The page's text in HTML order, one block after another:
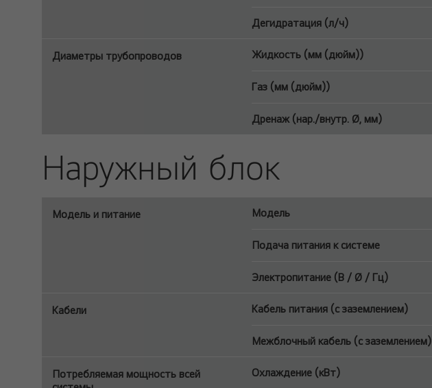
Дегидратация (л/ч)
Диаметры трубопроводов Жидкость (мм (дюйм))
Газ (мм (дюйм))
Дренаж (нар./внутр. Ø, мм)
Наружный блок
Модель и питание Модель
Подача питания к системе
Электропитание (В / Ø / Гц)
Кабели Кабель питания (с заземлением)
Межблочный кабель (с заземлением)
Потребляемая мощность всей
Охлаждение (кВт)